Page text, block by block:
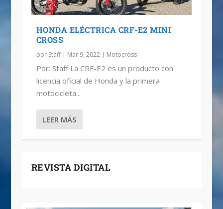
HONDA ELÉCTRICA CRF-E2 MINI
CROSS
por Staff| Mar 9, 2022| Motocross
Por: Staff La CRF-E2 es un producto con
licencia oficial de Honda y la primera
motocicleta...
LEER MÁS
REVISTA DIGITAL